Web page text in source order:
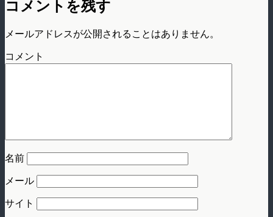
コメントを残す
メールアドレスが公開されることはありません。
コメント
名前
メール
サイト